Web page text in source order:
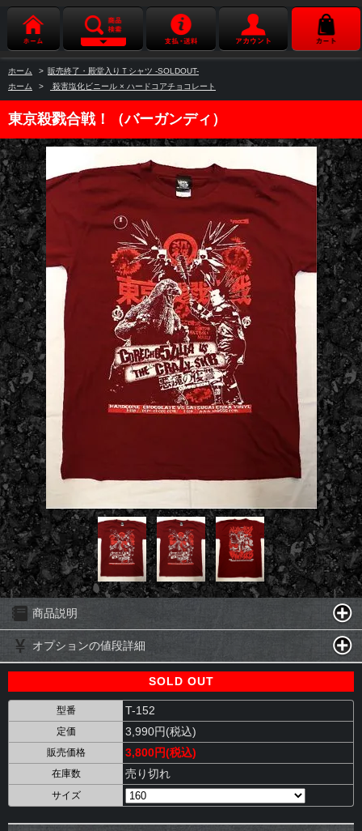
ホーム > 販売終了・殿堂入りＴシャツ -SOLDOUT-
ホーム
> 殺害塩化ビニール × ハードコアチョコレート
東京殺戮合戦！（バーガンディ）
商品説明
オプションの値段詳細
SOLD OUT
型番 T-152
定価 3,990円(税込)
販売価格 3,800円(税込)
在庫数 売り切れ
サイズ